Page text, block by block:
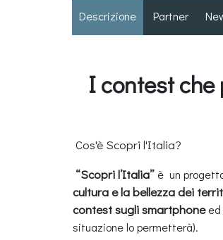
Descrizione Partner
I contest che
Cos'è Scopri l'Italia?
“Scopri l’Italia” è un
cultura e la bellezza dei
contest sugli smartphoneed
situazione lo permetterà).